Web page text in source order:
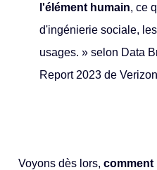
l'élément humain, ce
d'ingénierie sociale,
usages. » selon Data
Report 2023 de
Voyons dès lors,comment